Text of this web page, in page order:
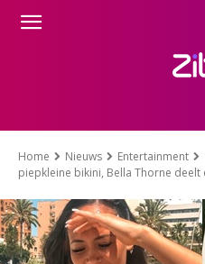
Home Nieuws Entertainment
piepkleine bikini, Bella Thorne deelt